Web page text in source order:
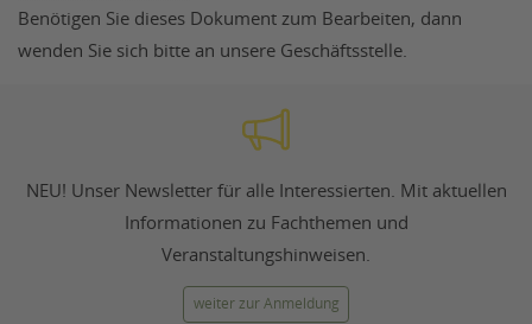
Benötigen Sie dieses Dokument zum Bearbeiten, dann
wenden Sie sich bitte an unsere Geschäftsstelle.
NEU! Unser Newsletter für alle Interessierten. Mit aktuellen
Informationen zu Fachthemen und
Veranstaltungshinweisen.
weiter zur Anmeldung